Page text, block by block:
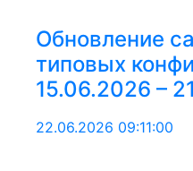
Обновление
типовых
15.06.2026 –
22.06.2026 09:11:00